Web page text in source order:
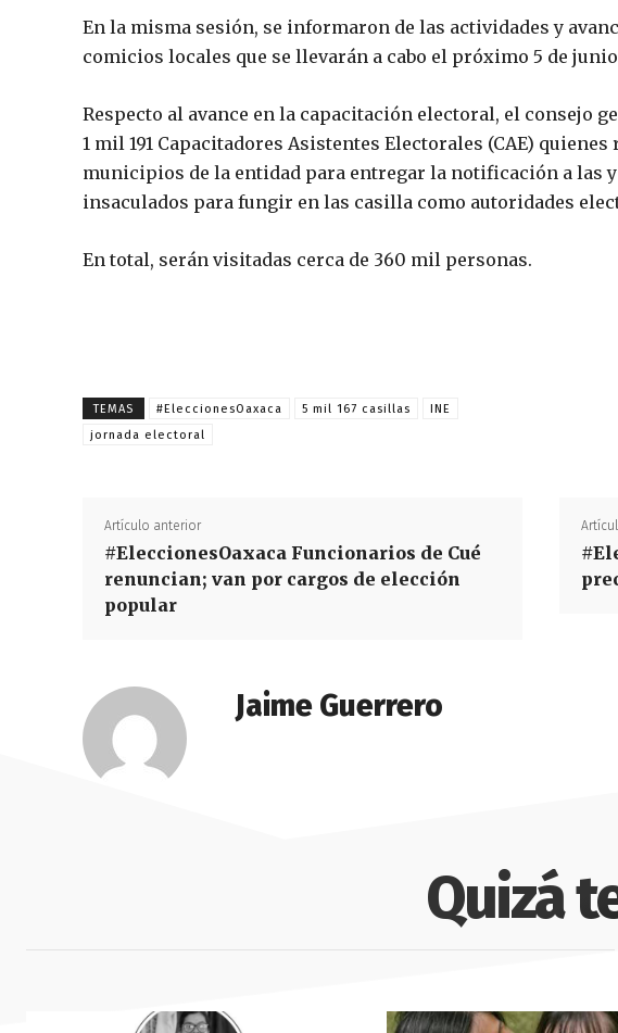
En la misma sesión, se informaron de las actividades y
comicios locales que se llevarán a cabo el próximo 5 de
Respecto al avance en la capacitación electoral, el consejo
1 mil 191 Capacitadores Asistentes Electorales (CAE)
municipios de la entidad para entregar la notificación a las
insaculados para fungir en las casilla como autoridades
En total, serán visitadas cerca de 360 mil personas.
TEMAS #EleccionesOaxaca 5 mil 167 casillas
INE
jornada electoral
Artículo anterior
#EleccionesOaxaca Funcionarios de Cué
renuncian; van por cargos de elección
popular
Jaime Guerrero
Quizá